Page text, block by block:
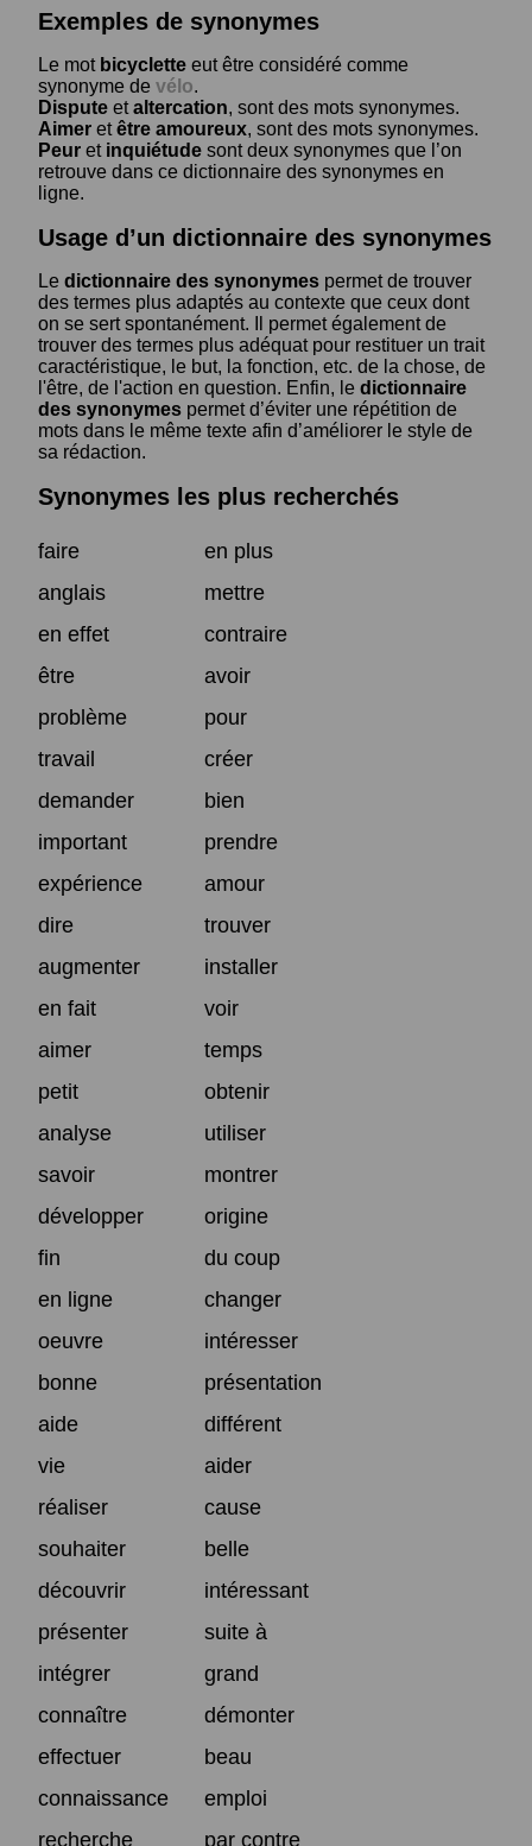
Exemples de synonymes
Le mot bicyclette eut être considéré comme
synonyme de vélo.
Dispute etaltercation, sont des mots synonymes.
Aimer etêtre amoureux, sont des mots synonymes.
Peur et inquiétude sont deux synonymes que l’on
retrouve dans ce dictionnaire des synonymes en
ligne.
Usage d’un dictionnaire des synonymes
Le dictionnaire des synonymes permet de trouver
des termes plus adaptés au contexte que ceux dont
on se sert spontanément. Il permet également de
trouver des termes plus adéquat pour restituer un trait
caractéristique, le but, la fonction, etc. de la chose, de
l'être, de l'action en question. Enfin, le dictionnaire
des synonymes permet d’éviter une répétition de
mots dans le même texte afin d’améliorer le style de
sa rédaction.
Synonymes les plus recherchés
faire
en plus
anglais
mettre
en effet
contraire
être
avoir
problème
pour
travail
créer
demander
bien
important
prendre
expérience
amour
dire
trouver
augmenter
installer
en fait
voir
aimer
temps
petit
obtenir
analyse
utiliser
savoir
montrer
développer
origine
fin
du coup
en ligne
changer
oeuvre
intéresser
bonne
présentation
aide
différent
vie
aider
réaliser
cause
souhaiter
belle
découvrir
intéressant
présenter
suite à
intégrer
grand
connaître
démonter
effectuer
beau
connaissance
emploi
recherche
par contre